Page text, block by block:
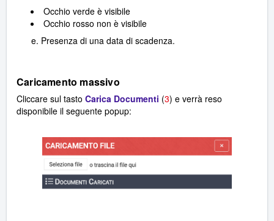
Occhio verde è visibile
Occhio rosso non è visibile
Presenza di una data di scadenza.
Caricamento massivo
Cliccare sul tasto Carica Documenti (3) e verrà reso
disponibile il seguente popup: